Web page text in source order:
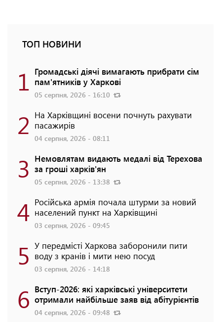
ТОП НОВИНИ
1 Громадські діячі вимагають прибрати сім
пам'ятників у Харкові
05 серпня, 2026 - 16:10
2 На Харківщині восени почнуть рахувати
пасажирів
04 серпня, 2026 - 08:11
3 Немовлятам видають медалі від Терехова
за гроші харків'ян
05 серпня, 2026 - 13:38
4 Російська армія почала штурми за новий
населений пункт на Харківщині
03 серпня, 2026 - 09:45
5 У передмісті Харкова заборонили пити
воду з кранів і мити нею посуд
03 серпня, 2026 - 14:18
6 Вступ-2026: які харківські університети
отримали найбільше заяв від абітурієнтів
04 серпня, 2026 - 09:48